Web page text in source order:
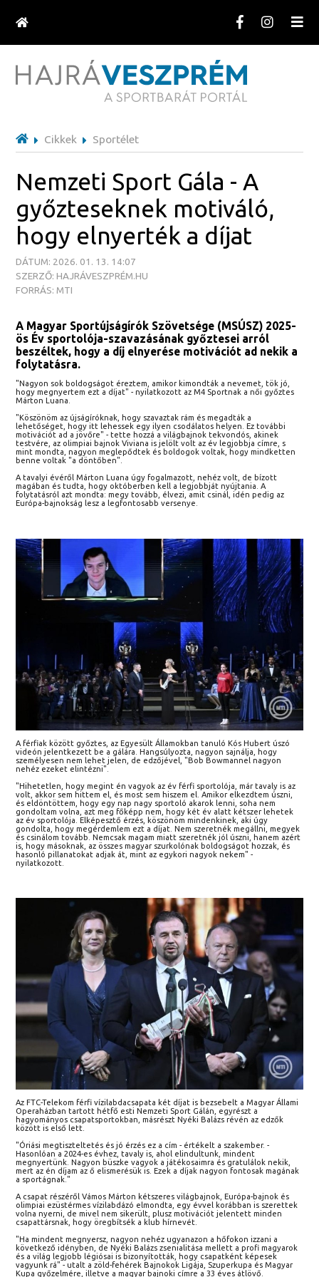
Cikkek Sportélet
Nemzeti Sport Gála - A
győzteseknek motiváló,
hogy elnyerték a díjat
DÁTUM: 2026. 01. 13. 14:07
SZERZŐ: HAJRÁVESZPRÉM.HU
FORRÁS: MTI
A Magyar Sportújságírók Szövetsége (MSÚSZ) 2025-
ös Év sportolója-szavazásának győztesei arról
beszéltek, hogy a díj elnyerése motivációt ad nekik a
folytatásra.
"Nagyon sok boldogságot éreztem, amikor kimondták a nevemet, tök jó,
hogy megnyertem ezt a díjat" - nyilatkozott az M4 Sportnak a női győztes
Márton Luana.
"Köszönöm az újságíróknak, hogy szavaztak rám és megadták a
lehetőséget, hogy itt lehessek egy ilyen csodálatos helyen. Ez további
motivációt ad a jövőre" - tette hozzá a világbajnok tekvondós, akinek
testvére, az olimpiai bajnok Viviana is jelölt volt az év legjobbja címre, s
mint mondta, nagyon meglepődtek és boldogok voltak, hogy mindketten
benne voltak "a döntőben".
A tavalyi évéről Márton Luana úgy fogalmazott, nehéz volt, de bízott
magában és tudta, hogy októberben kell a legjobbját nyújtania. A
folytatásról azt mondta: megy tovább, élvezi, amit csinál, idén pedig az
Európa-bajnokság lesz a legfontosabb versenye.
A férfiak között győztes, az Egyesült Államokban tanuló Kós Hubert úszó
videón jelentkezett be a gálára. Hangsúlyozta, nagyon sajnálja, hogy
személyesen nem lehet jelen, de edzőjével, "Bob Bowmannel nagyon
nehéz ezeket elintézni".
"Hihetetlen, hogy megint én vagyok az év férfi sportolója, már tavaly is az
volt, akkor sem hittem el, és most sem hiszem el. Amikor elkezdtem úszni,
és eldöntöttem, hogy egy nap nagy sportoló akarok lenni, soha nem
gondoltam volna, azt meg főképp nem, hogy két év alatt kétszer lehetek
az év sportolója. Elképesztő érzés, köszönöm mindenkinek, aki úgy
gondolta, hogy megérdemlem ezt a díjat. Nem szeretnék megállni, megyek
és csinálom tovább. Nemcsak magam miatt szeretnék jól úszni, hanem azért
is, hogy másoknak, az összes magyar szurkolónak boldogságot hozzak, és
hasonló pillanatokat adjak át, mint az egykori nagyok nekem" -
nyilatkozott.
Az FTC-Telekom férfi vízilabdacsapata két díjat is bezsebelt a Magyar Állami
Operaházban tartott hétfő esti Nemzeti Sport Gálán, egyrészt a
hagyományos csapatsportokban, másrészt Nyéki Balázs révén az edzők
között is első lett.
"Óriási megtiszteltetés és jó érzés ez a cím - értékelt a szakember. -
Hasonlóan a 2024-es évhez, tavaly is, ahol elindultunk, mindent
megnyertünk. Nagyon büszke vagyok a játékosaimra és gratulálok nekik,
mert az én díjam az ő elismerésük is. Ezek a díjak nagyon fontosak magának
a sportágnak."
A csapat részéről Vámos Márton kétszeres világbajnok, Európa-bajnok és
olimpiai ezüstérmes vízilabdázó elmondta, egy évvel korábban is szerettek
volna nyerni, de mivel nem sikerült, plusz motivációt jelentett minden
csapattársnak, hogy öregbítsék a klub hírnevét.
"Ha mindent megnyersz, nagyon nehéz ugyanazon a hőfokon izzani a
következő idényben, de Nyéki Balázs zsenialitása mellett a profi magyarok
és a világ legjobb légiósai is bizonyították, hogy csapatként képesek
vagyunk rá" - utalt a zöld-fehérek Bajnokok Ligája, Szuperkupa és Magyar
Kupa győzelmére, illetve a magyar bajnoki címre a 33 éves átlövő.